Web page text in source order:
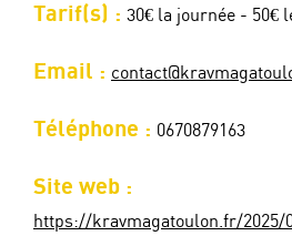
Tarif(s) : 30€ la journée - 50€
Email :
Téléphone : 0670879163
Site web :
https://kravmagatoulon.fr/2025/